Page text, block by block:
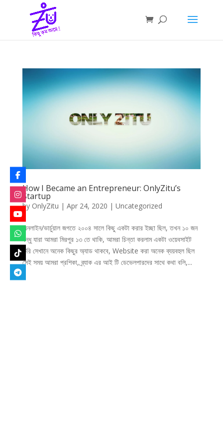
How I Became an Entrepreneur: OnlyZitu’s
Startup
by OnlyZitu | Apr 24, 2020 | Uncategorized
অনলাইন/ভার্চুয়াল জগতে ২০০৪ সালে কিছু একটা করার ইচ্ছা ছিল, তখন ১০ জন
বন্ধু যারা আমরা মিরপুর ১৩ তে থাকি, আমরা চিন্তা করলাম একটা ওয়েবসাইট
করি সেখানে অনেক কিছুর অ্যাড থাকবে, Website করা অনেক ব্যয়বহুল ছিল
সেই সময় আমরা প্রশিকা, ব্র্যাক এর আই টি ডেভেলপারদের সাথে কথা বলি,...